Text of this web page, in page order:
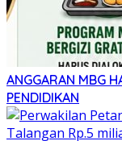
ANGGARAN MBG
PENDIDIKAN